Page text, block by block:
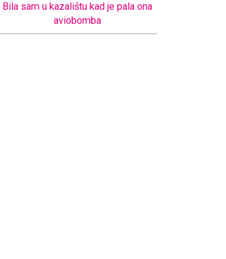
Bila sam u kazalištu kad je pala ona
aviobomba